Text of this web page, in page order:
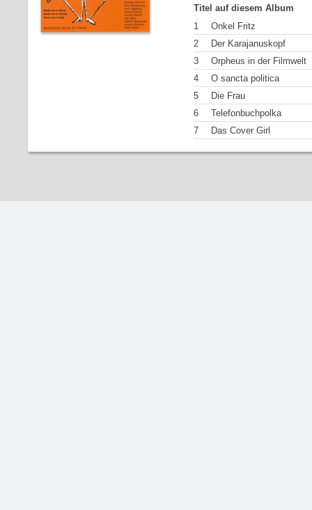
Titel auf diesem Album
1
Onkel Fritz
2
Der Karajanuskopf
3
Orpheus in der Filmwelt
4
O sancta politica
5
Die Frau
6
Telefonbuchpolka
7
Das Cover Girl